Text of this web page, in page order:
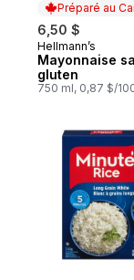
Préparé au
6,50 $
Préparé au
Hellmann’s
Mayonnaise
gluten
750 ml, 0,87 $/